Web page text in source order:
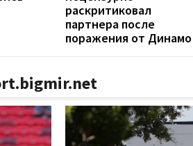
раскритиковал
партнера после
поражения от Динамо